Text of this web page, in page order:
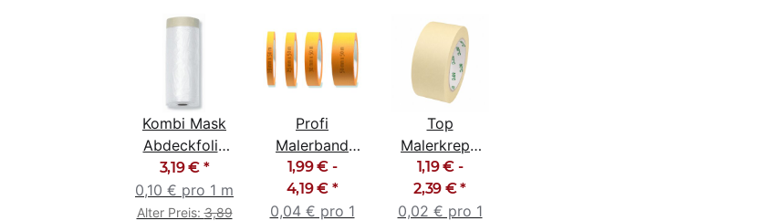
Kombi Mask
Abdeckfolie
mit
Abklebeband
140cm x 33m
3,19 € *
0,10 € pro 1 m
Alter Preis:3,89
Profi
Malerband
Abklebeband
Goldband
19mm -
1,99 € -
4,19 € *
0,04 € pro 1
Top
Malerkrepp
Abklebeband
Kreppband
Malerband
1,19 € -
2,39 €*
0,02 € pro 1